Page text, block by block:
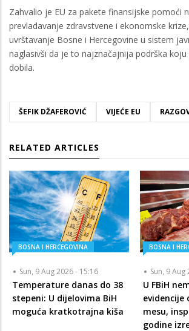
Zahvalio je EU za pakete finansijske pomoći
prevladavanje zdravstvene i ekonomske
uvrštavanje Bosne i Hercegovine u sistem
naglasivši da je to najznačajnija podrška
dobila.
ŠEFIK DŽAFEROVIĆ VIJEĆE EU
RELATED ARTICLES
BOSNA I HERCEGOVINA
Sun, 9 Aug 2026 - 15:16
Temperature danas do 38
stepeni: U dijelovima BiH
moguća kratkotrajna kiša
BOSNA I
Sun, 9 Aug
U FBiH
evidencije
mesu,
godine